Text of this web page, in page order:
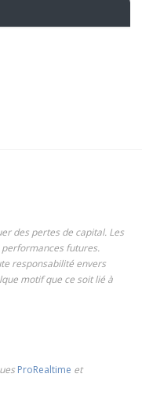
des pertes de capital. Les
futures.
responsabilité envers
motif que ce soit lié à
ProRealtime et